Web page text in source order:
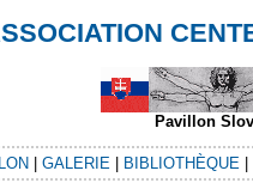
Pavillon
| GALERIE | BIBLIOTHÈQUE |